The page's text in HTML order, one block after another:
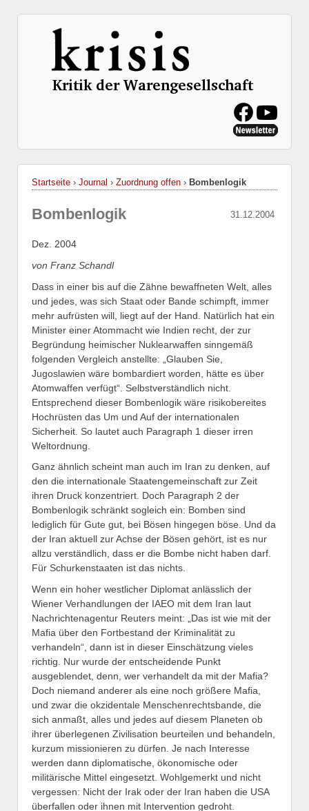
Startseite › Journal › Zuordnung offen › Bombenlogik
31.12.2004
Bombenlogik
Dez. 2004
von Franz Schandl
Dass in einer bis auf die Zähne bewaffneten Welt, alles
und jedes, was sich Staat oder Bande schimpft, immer
mehr aufrüsten will, liegt auf der Hand. Natürlich hat ein
Minister einer Atommacht wie Indien recht, der zur
Begründung heimischer Nuklearwaffen sinngemäß
folgenden Vergleich anstellte: „Glauben Sie,
Jugoslawien wäre bombardiert worden, hätte es über
Atomwaffen verfügt“. Selbstverständlich nicht.
Entsprechend dieser Bombenlogik wäre risikobereites
Hochrüsten das Um und Auf der internationalen
Sicherheit. So lautet auch Paragraph 1 dieser irren
Weltordnung.
Ganz ähnlich scheint man auch im Iran zu denken, auf
den die internationale Staatengemeinschaft zur Zeit
ihren Druck konzentriert. Doch Paragraph 2 der
Bombenlogik schränkt sogleich ein: Bomben sind
lediglich für Gute gut, bei Bösen hingegen böse. Und da
der Iran aktuell zur Achse der Bösen gehört, ist es nur
allzu verständlich, dass er die Bombe nicht haben darf.
Für Schurkenstaaten ist das nichts.
Wenn ein hoher westlicher Diplomat anlässlich der
Wiener Verhandlungen der IAEO mit dem Iran laut
Nachrichtenagentur Reuters meint: „Das ist wie mit der
Mafia über den Fortbestand der Kriminalität zu
verhandeln“, dann ist in dieser Einschätzung vieles
richtig. Nur wurde der entscheidende Punkt
ausgeblendet, denn, wer verhandelt da mit der Mafia?
Doch niemand anderer als eine noch größere Mafia,
und zwar die okzidentale Menschenrechtsbande, die
sich anmaßt, alles und jedes auf diesem Planeten ob
ihrer überlegenen Zivilisation beurteilen und behandeln,
kurzum missionieren zu dürfen. Je nach Interesse
werden dann diplomatische, ökonomische oder
militärische Mittel eingesetzt. Wohlgemerkt und nicht
vergessen: Nicht der Irak oder der Iran haben die USA
überfallen oder ihnen mit Intervention gedroht.